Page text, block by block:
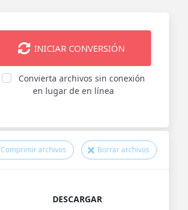
INICIAR CONVERSIÓN
Convierta archivos sin conexión
en lugar de en línea
Comprimir archivos Borrar archivos
DESCARGAR